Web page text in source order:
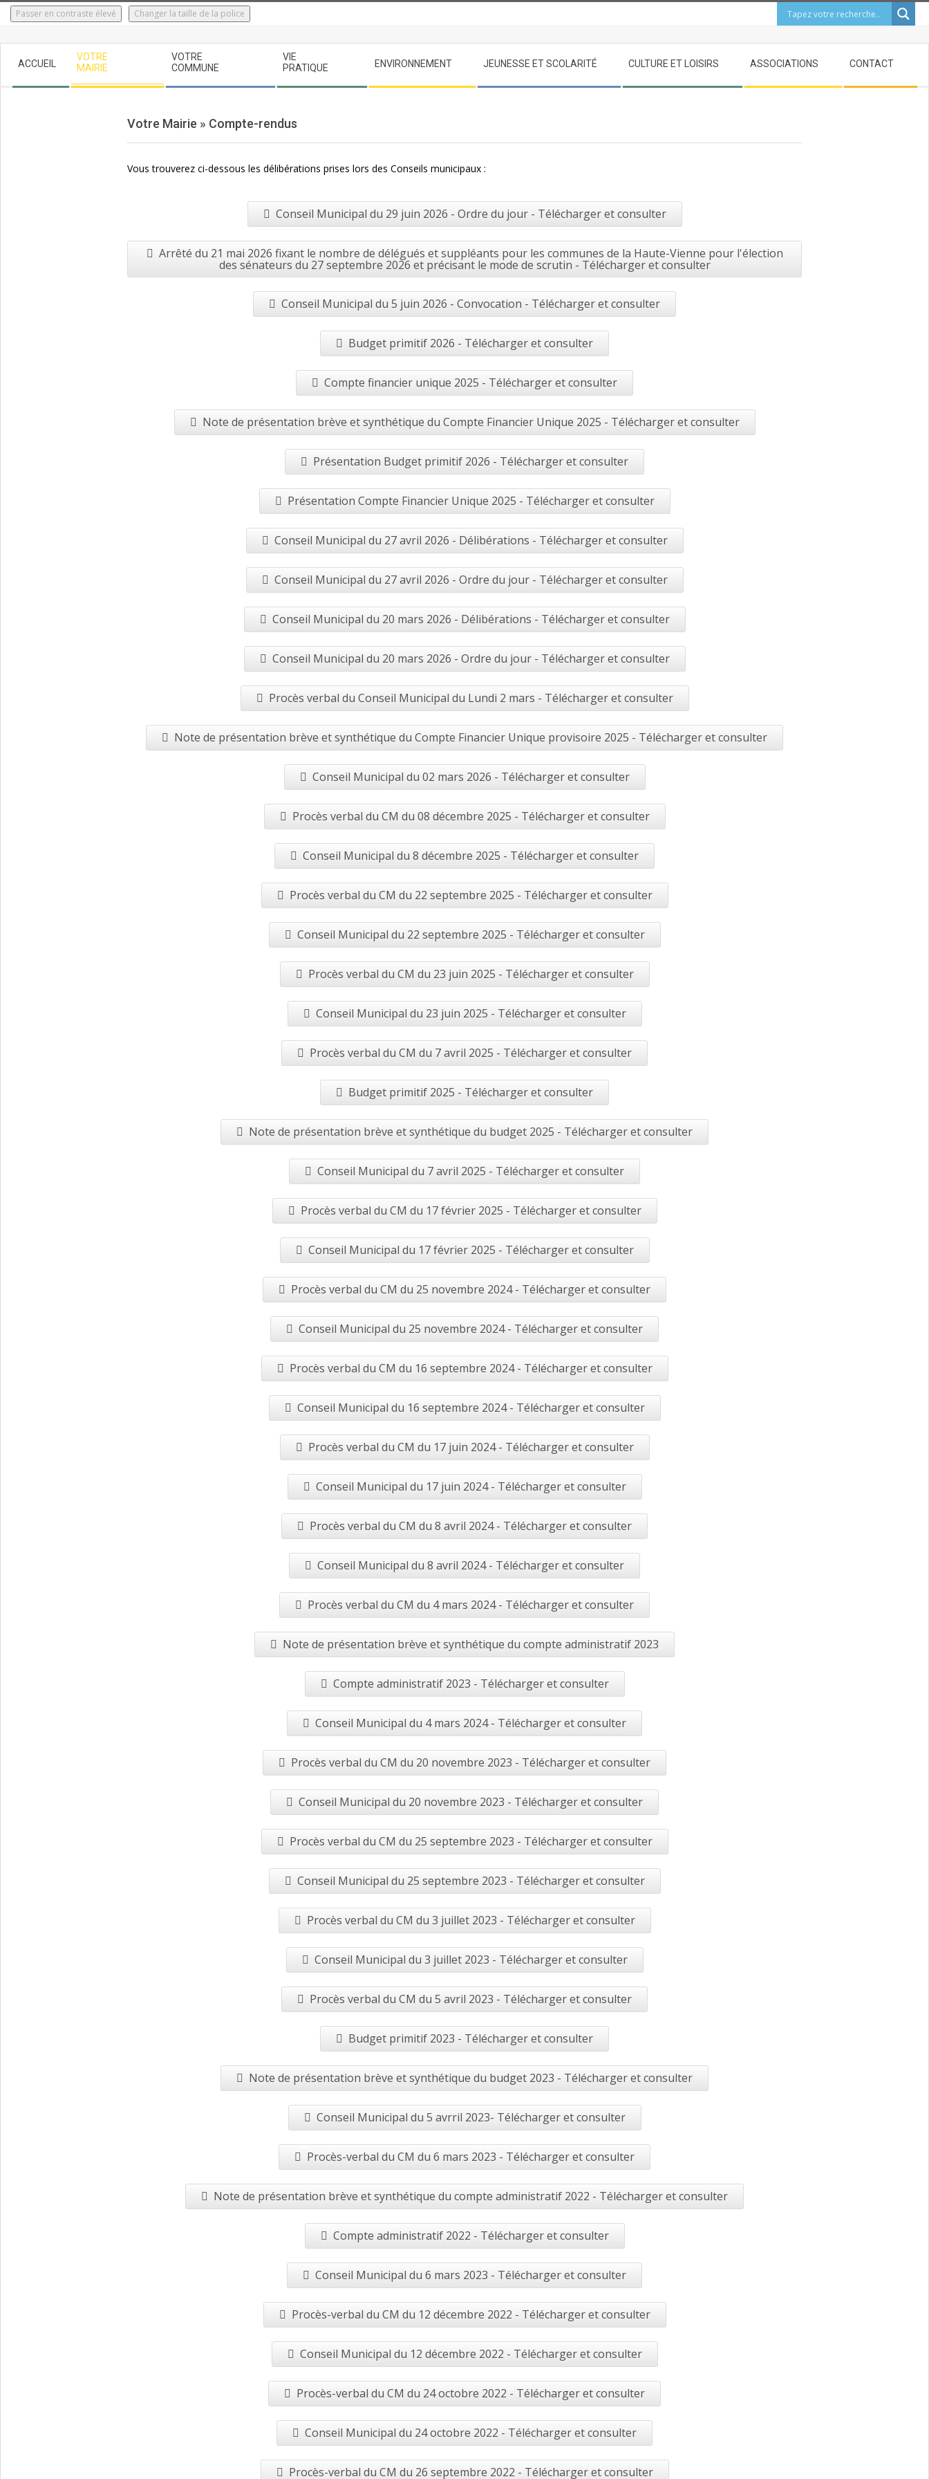
Skip
content
Passer en contraste élevé Changer la taille de la police
Navigation
Menu
ACCUEIL
VOTRE
MAIRIE
VOTRE
COMMUNE
VIE
PRATIQUE
ENVIRONNEMENT JEUNESSE ET SCOLARITÉ CULTURE ET LOISIRS ASSOCIATIONS CONTACT
Votre Mairie » Compte-rendus
Vous trouverez ci-dessous les délibérations prises lors des Conseils municipaux :
Conseil Municipal du 29 juin 2026 - Ordre du jour - Télécharger et consulter
Arrêté du 21 mai 2026 fixant le nombre de délégués et suppléants pour les communes de la Haute-Vienne pour l'élection
des sénateurs du 27 septembre 2026 et précisant le mode de scrutin - Télécharger et consulter
Conseil Municipal du 5 juin 2026 - Convocation - Télécharger et consulter
Budget primitif 2026 - Télécharger et consulter
Compte financier unique 2025 - Télécharger et consulter
Note de présentation brève et synthétique du Compte Financier Unique 2025 - Télécharger et consulter
Présentation Budget primitif 2026 - Télécharger et consulter
Présentation Compte Financier Unique 2025 - Télécharger et consulter
Conseil Municipal du 27 avril 2026 - Délibérations - Télécharger et consulter
Conseil Municipal du 27 avril 2026 - Ordre du jour - Télécharger et consulter
Conseil Municipal du 20 mars 2026 - Délibérations - Télécharger et consulter
Conseil Municipal du 20 mars 2026 - Ordre du jour - Télécharger et consulter
Procès verbal du Conseil Municipal du Lundi 2 mars - Télécharger et consulter
Note de présentation brève et synthétique du Compte Financier Unique provisoire 2025 - Télécharger et consulter
Conseil Municipal du 02 mars 2026 - Télécharger et consulter
Procès verbal du CM du 08 décembre 2025 - Télécharger et consulter
Conseil Municipal du 8 décembre 2025 - Télécharger et consulter
Procès verbal du CM du 22 septembre 2025 - Télécharger et consulter
Conseil Municipal du 22 septembre 2025 - Télécharger et consulter
Procès verbal du CM du 23 juin 2025 - Télécharger et consulter
Conseil Municipal du 23 juin 2025 - Télécharger et consulter
Procès verbal du CM du 7 avril 2025 - Télécharger et consulter
Budget primitif 2025 - Télécharger et consulter
Note de présentation brève et synthétique du budget 2025 - Télécharger et consulter
Conseil Municipal du 7 avril 2025 - Télécharger et consulter
Procès verbal du CM du 17 février 2025 - Télécharger et consulter
Conseil Municipal du 17 février 2025 - Télécharger et consulter
Procès verbal du CM du 25 novembre 2024 - Télécharger et consulter
Conseil Municipal du 25 novembre 2024 - Télécharger et consulter
Procès verbal du CM du 16 septembre 2024 - Télécharger et consulter
Conseil Municipal du 16 septembre 2024 - Télécharger et consulter
Procès verbal du CM du 17 juin 2024 - Télécharger et consulter
Conseil Municipal du 17 juin 2024 - Télécharger et consulter
Procès verbal du CM du 8 avril 2024 - Télécharger et consulter
Conseil Municipal du 8 avril 2024 - Télécharger et consulter
Procès verbal du CM du 4 mars 2024 - Télécharger et consulter
Note de présentation brève et synthétique du compte administratif 2023
Compte administratif 2023 - Télécharger et consulter
Conseil Municipal du 4 mars 2024 - Télécharger et consulter
Procès verbal du CM du 20 novembre 2023 - Télécharger et consulter
Conseil Municipal du 20 novembre 2023 - Télécharger et consulter
Procès verbal du CM du 25 septembre 2023 - Télécharger et consulter
Conseil Municipal du 25 septembre 2023 - Télécharger et consulter
Procès verbal du CM du 3 juillet 2023 - Télécharger et consulter
Conseil Municipal du 3 juillet 2023 - Télécharger et consulter
Procès verbal du CM du 5 avril 2023 - Télécharger et consulter
Budget primitif 2023 - Télécharger et consulter
Note de présentation brève et synthétique du budget 2023 - Télécharger et consulter
Conseil Municipal du 5 avrril 2023- Télécharger et consulter
Procès-verbal du CM du 6 mars 2023 - Télécharger et consulter
Note de présentation brève et synthétique du compte administratif 2022 - Télécharger et consulter
Compte administratif 2022 - Télécharger et consulter
Conseil Municipal du 6 mars 2023 - Télécharger et consulter
Procès-verbal du CM du 12 décembre 2022 - Télécharger et consulter
Conseil Municipal du 12 décembre 2022 - Télécharger et consulter
Procès-verbal du CM du 24 octobre 2022 - Télécharger et consulter
Conseil Municipal du 24 octobre 2022 - Télécharger et consulter
Procès-verbal du CM du 26 septembre 2022 - Télécharger et consulter